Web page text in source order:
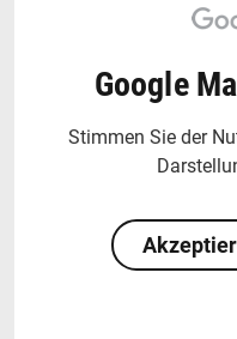
Google
Stimmen Sie der